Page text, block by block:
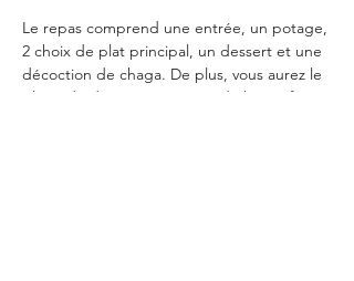
Le repas comprend une entrée, un potage,
2 choix de plat principal, un dessert et une
décoction de chaga. De plus, vous aurez le
plaisir de déguster un verre de bière, fait